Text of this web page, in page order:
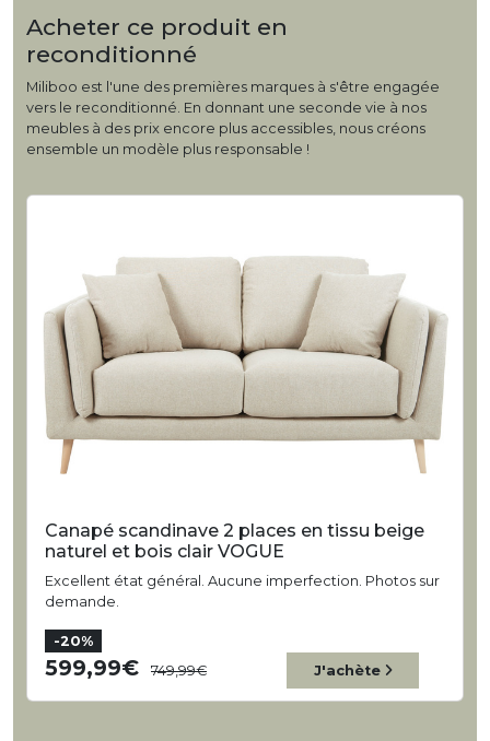
Acheter ce produit en
reconditionné
Miliboo est l'une des premières marques à s'être engagée
vers le reconditionné. En donnant une seconde vie à nos
meubles à des prix encore plus accessibles, nous créons
ensemble un modèle plus responsable !
Canapé scandinave 2 places en tissu beige
naturel et bois clair VOGUE
Excellent état général. Aucune imperfection. Photos sur
demande.
-20%
599,99 749,99 J'achète